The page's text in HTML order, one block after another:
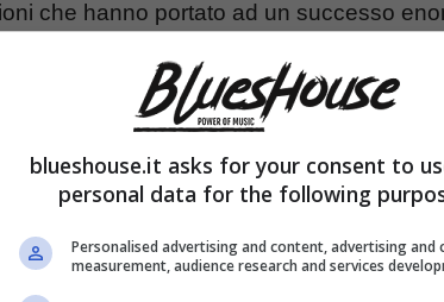
che hanno portato ad un successo
quel che lei dice desta attenzione, in
L’artista emiliana ha fatto anche da
in tv.
Festival e conduttore
blueshouse.it asks for your consent to
personal data for the following
Personalised advertising and content, advertising and
measurement, audience research and services